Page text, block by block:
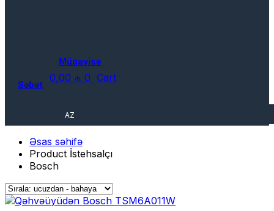
Müqayisə
0,00 ₼ 0 Cart
Səbət
AZ
Əsas səhifə
Product İstehsalçı
Bosch